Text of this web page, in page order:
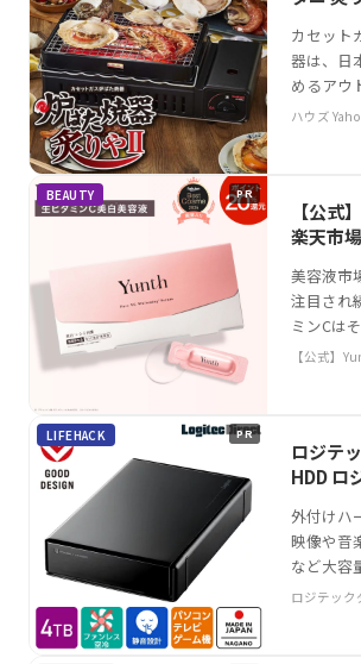
を発揮す
SHOPの
す。…
カセット
器は、日
めるアウ
グッズの
のバー
ワタニ
II」は、
て注目を
用ボンベ
が、安全
ハウズ
BEAUTY PR
【公式
楽天市
タミン
効果的
美容液市
注目され
ミンCは
て幅広
す。特
の需要が
そんな中
しやすい
新鮮な状
薬部外品
【公式】
LIFEHACK PR
ロジテ
HDD ロ
量
外付けハ
映像や音
など大容
るための
て注目
ロジテック